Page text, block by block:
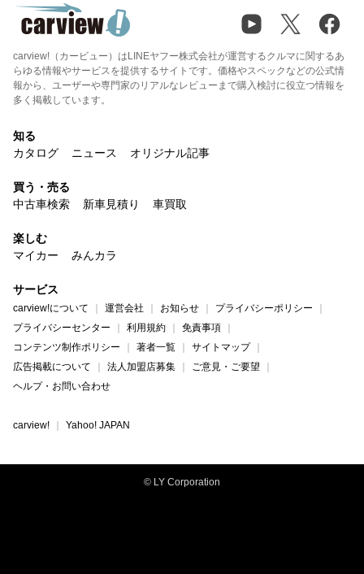
carview!（カービュー）はLINEヤフー株式会社が運営するクルマに関するあ
らゆる情報やサービスを提供するサイトです。価格やスペックなどの公式情
報から、ユーザーや専門家のリアルなレビューまで購入検討に役立つ情報を
多く掲載しています。
知る
カタログ
ニュース オリジナル記事
買う・売る
中古車検索
新車見積り 車買取
楽しむ
マイカー
みんカラ
サービス
carview!について 運営会社 お知らせ
プライバシーポリシー
プライバシーセンター
利用規約
免責事項
コンテンツ制作ポリシー
著者一覧
サイトマップ
広告掲載について
法人加盟店募集
ご意見・ご要望
ヘルプ・お問い合わせ
carview! Yahoo! JAPAN
© LY Corporation